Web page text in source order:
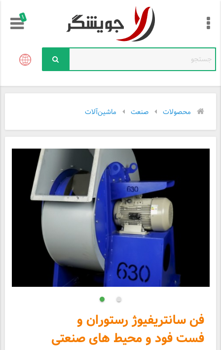
!
محصولات صنعت ماشین‌آلات
فن سانتریفیوژ رستوران و
فست فود و محیط های صنعتی